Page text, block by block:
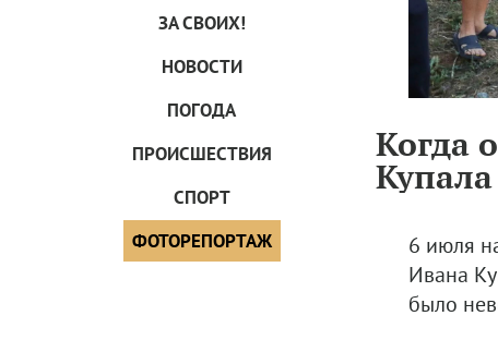
ЗА СВОИХ!
НОВОСТИ
ПОГОДА
ПРОИCШЕСТВИЯ
СПОРТ
ФОТОРЕПОРТАЖ
Когда
Купала
6 июля
Ивана
было